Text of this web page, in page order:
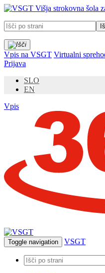
Prosimo,
upoštevajte:
To
spletno
mesto
vključuje
sistem
dostopnosti.
Višja strokovna šola
Vpis na VSGT Virtualni
Prijava
SLO
EN
Vpis
Toggle navigation VSGT